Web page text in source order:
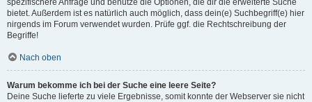
spezifischere Anfrage und benutze die Optionen, die dir die erweiterte Suche
bietet. Außerdem ist es natürlich auch möglich, dass dein(e) Suchbegriff(e) hier
nirgends im Forum verwendet wurden. Prüfe ggf. die Rechtschreibung der
Begriffe!
Nach oben
Warum bekomme ich bei der Suche eine leere Seite?
Deine Suche lieferte zu viele Ergebnisse, somit konnte der Webserver sie nicht